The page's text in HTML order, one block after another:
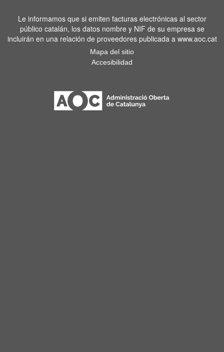
Le informamos que si emiten facturas electrónicas al sector
público catalán, los datos nombre y NIF de su empresa se
incluirán en una relación de proveedores publicada a www.aoc.cat
Mapa del sitio
Accesibilidad